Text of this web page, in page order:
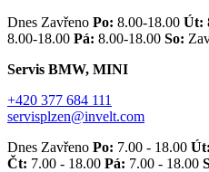
Dnes Zavřeno Po: 8.00-18.00 Út:
8.00-18.00 Pá: 8.00-18.00 So:
Servis BMW, MINI
+420 377 684 111
servisplzen@invelt.com
Dnes Zavřeno Po: 7.00 - 18.00 Út:
Čt: 7.00 - 18.00 Pá: 7.00 - 18.00